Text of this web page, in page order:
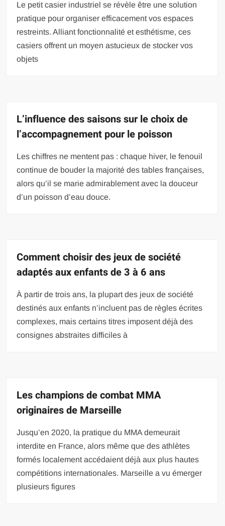
Le petit casier industriel se révèle être une solution
pratique pour organiser efficacement vos espaces
restreints. Alliant fonctionnalité et esthétisme, ces
casiers offrent un moyen astucieux de stocker vos
objets
L’influence des saisons sur le choix de
l’accompagnement pour le poisson
Les chiffres ne mentent pas : chaque hiver, le fenouil
continue de bouder la majorité des tables françaises,
alors qu’il se marie admirablement avec la douceur
d’un poisson d’eau douce.
Comment choisir des jeux de société
adaptés aux enfants de 3 à 6 ans
À partir de trois ans, la plupart des jeux de société
destinés aux enfants n’incluent pas de règles écrites
complexes, mais certains titres imposent déjà des
consignes abstraites difficiles à
Les champions de combat MMA
originaires de Marseille
Jusqu’en 2020, la pratique du MMA demeurait
interdite en France, alors même que des athlètes
formés localement accédaient déjà aux plus hautes
compétitions internationales. Marseille a vu émerger
plusieurs figures